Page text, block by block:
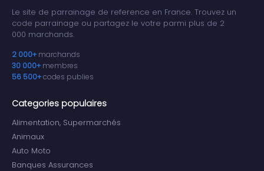
Le site de parrainage de reference en France. Trouvez un
code parrainage ou partagez le votre parmi plus de 2
000 marchands.
2 000+ marchands
30 000+ membres
56 500+codes publies
Categories populaires
Alimentation, Supermarchés
Animaux
Auto Moto
Banques Assurances